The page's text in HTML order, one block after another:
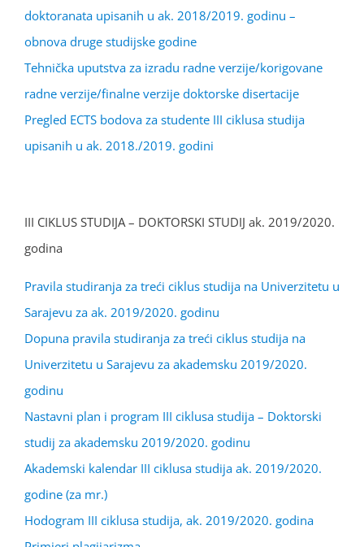
doktoranata upisanih u ak. 2018/2019. godinu –
obnova druge studijske godine
Tehnička uputstva za izradu radne verzije/korigovane
radne verzije/finalne verzije doktorske disertacije
Pregled ECTS bodova za studente III ciklusa studija
upisanih u ak. 2018./2019. godini
III CIKLUS STUDIJA – DOKTORSKI STUDIJ ak. 2019/2020.
godina
Pravila studiranja za treći ciklus studija na Univerzitetu u
Sarajevu za ak. 2019/2020. godinu
Dopuna pravila studiranja za treći ciklus studija na
Univerzitetu u Sarajevu za akademsku 2019/2020.
godinu
Nastavni plan i program III ciklusa studija – Doktorski
studij za akademsku 2019/2020. godinu
Akademski kalendar III ciklusa studija ak. 2019/2020.
godine (za mr.)
Hodogram III ciklusa studija, ak. 2019/2020. godina